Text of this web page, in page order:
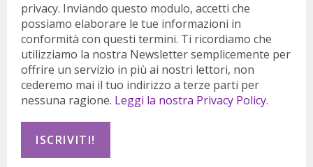
privacy. Inviando questo modulo, accetti che
possiamo elaborare le tue informazioni in
conformità con questi termini. Ti ricordiamo che
utilizziamo la nostra Newsletter semplicemente per
offrire un servizio in più ai nostri lettori, non
cederemo mai il tuo indirizzo a terze parti per
nessuna ragione. Leggi la nostra Privacy Policy.